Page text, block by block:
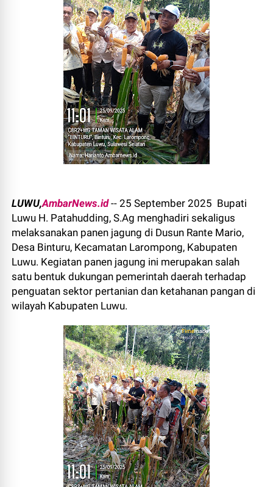
LUWU,AmbarNews.id-- 25 September 2025 Bupati
Luwu H. Patahudding, S.Ag menghadiri sekaligus
melaksanakan panen jagung di Dusun Rante Mario,
Desa Binturu, Kecamatan Larompong, Kabupaten
Luwu. Kegiatan panen jagung ini merupakan salah
satu bentuk dukungan pemerintah daerah terhadap
penguatan sektor pertanian dan ketahanan pangan di
wilayah Kabupaten Luwu.